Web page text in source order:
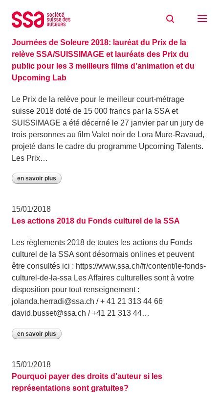
30/01/2018
Journées de Soleure 2018: lauréat du Prix de la
relève SSA/SUISSIMAGE et lauréats des Prix du
public pour les 3 meilleurs films d’animation et du
Upcoming Lab
Le Prix de la relève pour le meilleur court-métrage
suisse 2018 doté de 15 000 francs par la SSA et
SUISSIMAGE a été décerné le 27 janvier par un jury de
trois personnes au film Valet noir de Lora Mure-Ravaud,
projeté dans le cadre du programme Upcoming Talents.
Les Prix…
en savoir plus
15/01/2018
Les actions 2018 du Fonds culturel de la SSA
Les règlements 2018 de toutes les actions du Fonds
culturel de la SSA sont désormais onlines et peuvent
être consultés ici : https://www.ssa.ch/fr/content/le-fonds-
culturel-de-la-ssa Les Affaires culturelles sont à votre
disposition pour tout renseignement :
jolanda.herradi@ssa.ch / + 41 21 313 44 66
david.busset@ssa.ch / +41 21 313 44…
en savoir plus
15/01/2018
Pourquoi payer des droits d’auteur si les
représentations sont gratuites?